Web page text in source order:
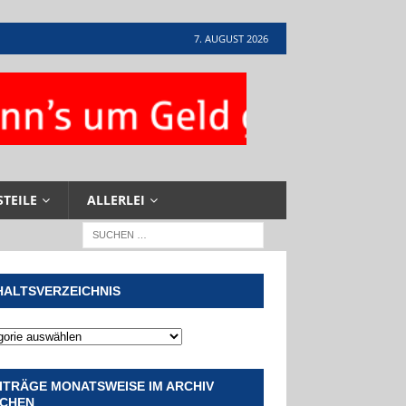
7. AUGUST 2026
ALLERLEI
MONATSWEISE IM ARCHIV